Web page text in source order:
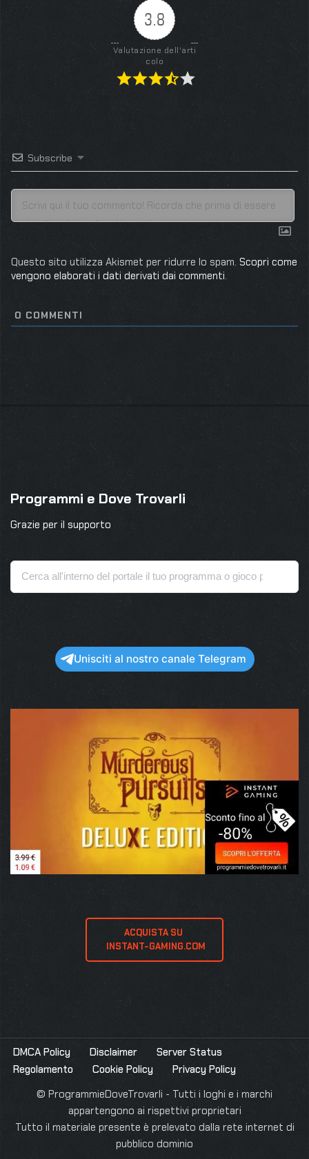
3.8
Valutazione dell'arti
colo
Subscribe
Questo sito utilizza Akismet per ridurre lo spam. Scopri come
vengono elaborati i dati derivati dai commenti.
0 COMMENTI
Programmi e Dove Trovarli
Grazie per il supporto
Unisciti al nostro canale Telegram
ACQUISTA SU
INSTANT-GAMING.COM
DMCA Policy Disclaimer
Server Status
Regolamento
Cookie Policy
Privacy Policy
© ProgrammieDoveTrovarli - Tutti i loghi e i marchi
appartengono ai rispettivi proprietari
Tutto il materiale presente è prelevato dalla rete internet di
pubblico dominio